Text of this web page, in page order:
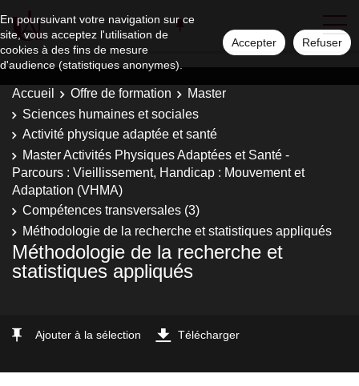
En poursuivant votre navigation sur ce
site, vous acceptez l'utilisation de
cookies à des fins de mesure
d'audience (statistiques anonymes).
Accepter Refuser
Accueil Offre de formation
Master
Sciences humaines et sociales
Activité physique adaptée et santé
Master Activités Physiques Adaptées et Santé -
Parcours : Vieillissement, Handicap : Mouvement et
Adaptation (VHMA)
Compétences transversales (3)
Méthodologie de la recherche et statistiques appliqués
Méthodologie de la recherche et
statistiques appliqués
Ajouter à la sélection Télécharger